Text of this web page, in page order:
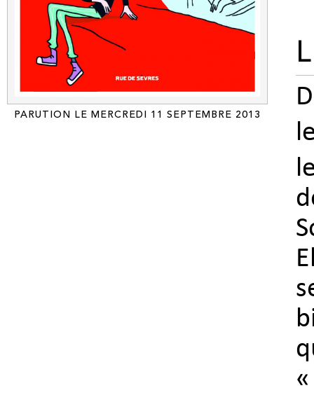
PARUTION LE MERCREDI 11 SEPTEMBRE 2013